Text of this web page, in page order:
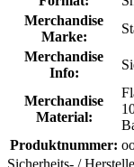
Merchandise
Marke:
Merchandise
Info:
Merchandise
Material:
Produktnummer: